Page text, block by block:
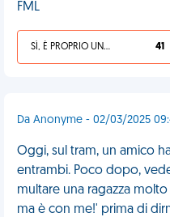
FML
SÌ, È PROPRIO UNA VDM! 41
Da Anonyme - 02/03/2025
Oggi, sul tram, un amico
entrambi. Poco dopo,
multare una ragazza
ma è con me!' prima di